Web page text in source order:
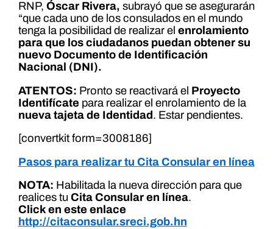
RNP, Óscar Rivera, subrayó que se asegurarán
“que cada uno de los consulados en el mundo
tenga la posibilidad de realizar el enrolamiento
para que los ciudadanos puedan obtener su
nuevo Documento de Identificación
Nacional (DNI).
ATENTOS: Pronto se reactivará el Proyecto
Identifícate para realizar el enrolamiento de la
nueva tajeta de Identidad. Estar pendientes.
[convertkit form=3008186]
Pasos para realizar tu Cita Consular en línea
NOTA: Habilitada la nueva dirección para que
realices tu Cita Consular en línea.
Click en este enlace
http://citaconsular.sreci.gob.hn